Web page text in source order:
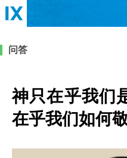
来信
查
查
问答
神只在乎我们
在乎我们如何